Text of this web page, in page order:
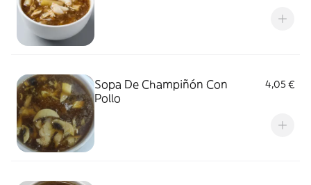
Sopa De Champiñón Con
Pollo
4,05 €